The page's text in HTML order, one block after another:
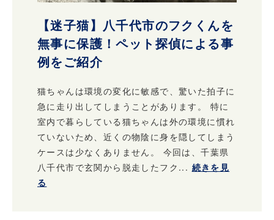
【迷子猫】八千代市のフクくんを
無事に保護！ペット探偵による事
例をご紹介
猫ちゃんは環境の変化に敏感で、驚いた拍子に
急に走り出してしまうことがあります。 特に
室内で暮らしている猫ちゃんは外の環境に慣れ
ていないため、近くの物陰に身を隠してしまう
ケースは少なくありません。 今回は、千葉県
八千代市で玄関から脱走したフク... 続きを見
る